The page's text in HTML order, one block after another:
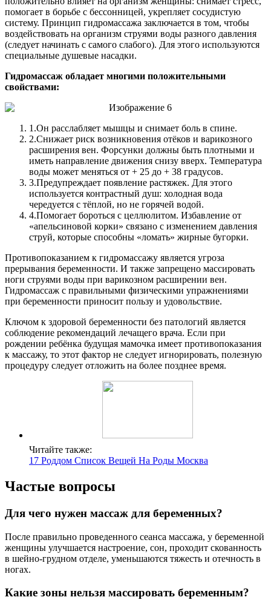
помогает в борьбе с бессонницей, укрепляет сосудистую
систему. Принцип гидромассажа заключается в том, чтобы
воздействовать на организм струями воды разного давления
(следует начинать с самого слабого). Для этого используются
специальные душевые насадки.
Гидромассаж обладает многими положительными
свойствами:
1.Он расслабляет мышцы и снимает боль в спине.
2.Снижает риск возникновения отёков и варикозного
расширения вен. Форсунки должны быть плотными и
иметь направление движения снизу вверх. Температура
воды может меняться от + 25 до + 38 градусов.
3.Предупреждает появление растяжек. Для этого
используется контрастный душ: холодная вода
чередуется с тёплой, но не горячей водой.
4.Помогает бороться с целлюлитом. Избавление от
«апельсиновой корки» связано с изменением давления
струй, которые способны «ломать» жирные бугорки.
Противопоказанием к гидромассажу является угроза
прерывания беременности. И также запрещено массировать
ноги струями воды при варикозном расширении вен.
Гидромассаж с правильными физическими упражнениями
при беременности приносит пользу и удовольствие.
Ключом к здоровой беременности без патологий является
соблюдение рекомендаций лечащего врача. Если при
рождении ребёнка будущая мамочка имеет противопоказания
к массажу, то этот фактор не следует игнорировать, полезную
процедуру следует отложить на более позднее время.
Читайте также:
17 Роддом Список Вещей На Роды Москва
Частые вопросы
Для чего нужен массаж для беременных?
После правильно проведенного сеанса массажа, у беременной
женщины улучшается настроение, сон, проходит скованность
в шейно-грудном отделе, уменьшаются тяжесть и отечность в
ногах.
Какие зоны нельзя массировать беременным?